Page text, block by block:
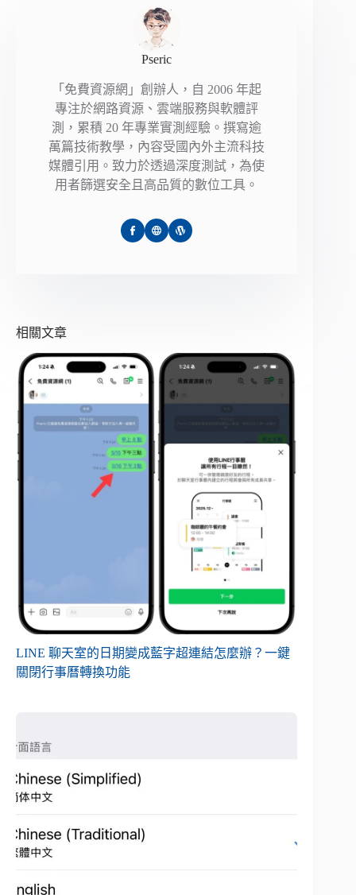
Pseric
「免費資源網」創辦人，自 2006 年起
專注於網路資源、雲端服務與軟體評
測，累積 20 年專業實測經驗。撰寫逾
萬篇技術教學，內容受國內外主流科技
媒體引用。致力於透過深度測試，為使
用者篩選安全且高品質的數位工具。
相關文章
LINE 聊天室的日期變成藍字超連結怎麼辦？一鍵
關閉行事曆轉換功能